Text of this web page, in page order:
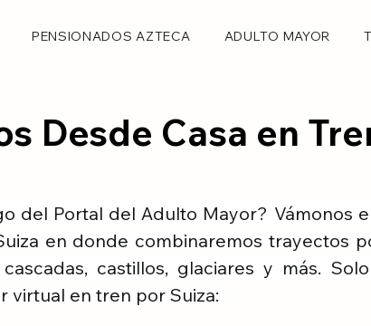
PENSIONADOS AZTECA ADULTO MAYOR
Desde Casa en
del Portal del Adulto Mayor? Vámonos
en donde combinaremos trayectos
castillos, glaciares y más.
virtual en tren por Suiza: